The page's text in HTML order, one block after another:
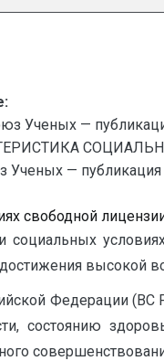
Ученых —
— публикация
свободной
высокой
Федерации
состоянию